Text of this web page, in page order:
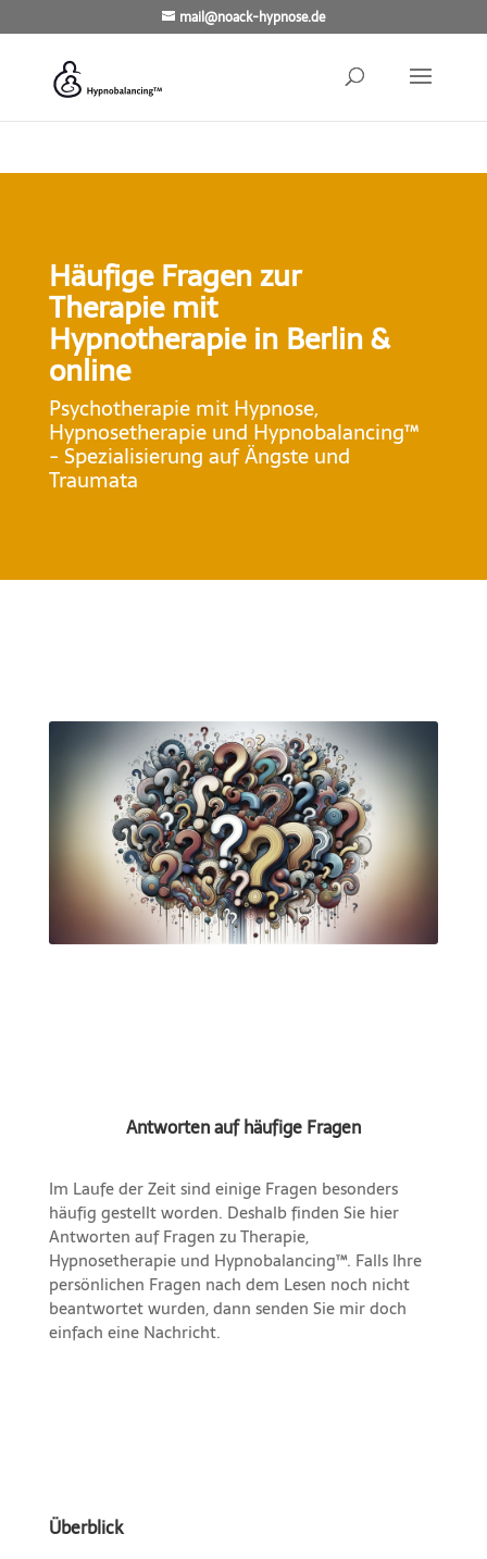
mail@noack-hypnose.de
Häufige Fragen zur
Therapie mit
Hypnotherapie in Berlin &
online
Psychotherapie mit Hypnose,
Hypnosetherapie und Hypnobalancing™
- Spezialisierung auf Ängste und
Traumata
Antworten auf häufige Fragen
Im Laufe der Zeit sind einige Fragen besonders
häufig gestellt worden. Deshalb finden Sie hier
Antworten auf Fragen zu Therapie,
Hypnosetherapie und Hypnobalancing™. Falls Ihre
persönlichen Fragen nach dem Lesen noch nicht
beantwortet wurden, dann senden Sie mir doch
einfach eine Nachricht.
Überblick